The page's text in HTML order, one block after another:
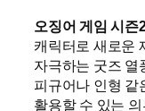
오징어 게임 시즌
캐릭터로 새로운
자극하는 굿즈 열
피규어나 인형 같
활용할 수 있는